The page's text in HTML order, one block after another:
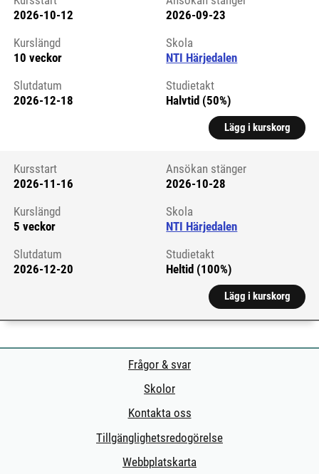
Kursstart 6290056
2026-10-12
2026-09-23
Kurslängd
10 veckor
Skola
NTI Härjedalen
Slutdatum
2026-12-18
Studietakt
Halvtid (50%)
Lägg i kurskorg
Kursstart 6294150
Kursstart
2026-11-16
Ansökan stänger
2026-10-28
Kurslängd
5 veckor
Skola
NTI Härjedalen
Slutdatum
2026-12-20
Studietakt
Heltid (100%)
Lägg i kurskorg
Frågor & svar
Skolor
Kontakta oss
Tillgänglighetsredogörelse
Webbplatskarta